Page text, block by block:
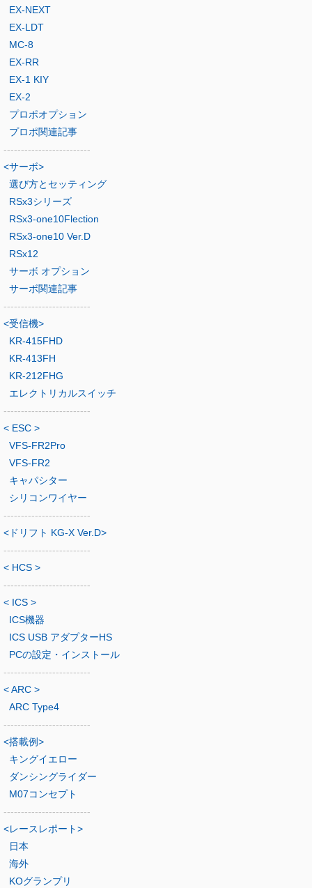
EX-NEXT
EX-LDT
MC-8
EX-RR
EX-1 KIY
EX-2
プロポオプション
プロポ関連記事
-------------------------
<サーボ>
選び方とセッティング
RSx3シリーズ
RSx3-one10Flection
RSx3-one10 Ver.D
RSx12
サーボ オプション
サーボ関連記事
-------------------------
<受信機>
KR-415FHD
KR-413FH
KR-212FHG
エレクトリカルスイッチ
-------------------------
< ESC >
VFS-FR2Pro
VFS-FR2
キャパシター
シリコンワイヤー
-------------------------
<ドリフト KG-X Ver.D>
-------------------------
< HCS >
-------------------------
< ICS >
ICS機器
ICS USB アダプターHS
PCの設定・インストール
-------------------------
< ARC >
ARC Type4
-------------------------
<搭載例>
キングイエロー
ダンシングライダー
M07コンセプト
-------------------------
<レースレポート>
日本
海外
KOグランプリ